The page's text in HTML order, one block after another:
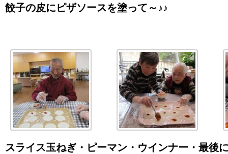
餃子の皮にピザソースを塗って～♪♪
スライス玉ねぎ・ピーマン・ウインナー・最後